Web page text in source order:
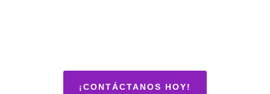
¡CONTÁCTANOS HOY!